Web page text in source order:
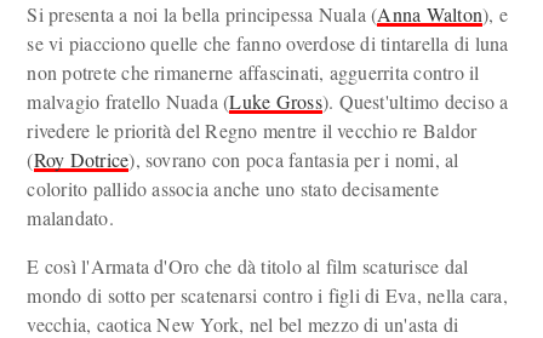
Si presenta a noi la bella principessa Nuala (Anna Walton), e
se vi piacciono quelle che fanno overdose di tintarella di luna
non potrete che rimanerne affascinati, agguerrita contro il
malvagio fratello Nuada (Luke Gross). Quest'ultimo deciso a
rivedere le priorità del Regno mentre il vecchio re Baldor
(Roy Dotrice), sovrano con poca fantasia per i nomi, al
colorito pallido associa anche uno stato decisamente
malandato.
E così l'Armata d'Oro che dà titolo al film scaturisce dal
mondo di sotto per scatenarsi contro i figli di Eva, nella cara,
vecchia, caotica New York, nel bel mezzo di un'asta di